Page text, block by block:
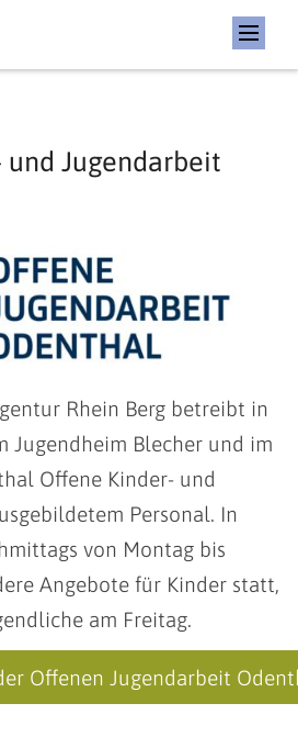
Jugendarbeit
Rhein Berg betreibt in
Jugendheim Blecher und im
Offene Kinder- und
Personal. In
von Montag bis
Angebote für Kinder statt,
am Freitag.
Offenen Jugendarbeit